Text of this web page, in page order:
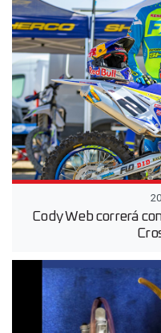
Cody Web correrá